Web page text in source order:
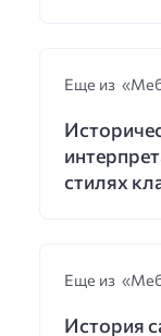
Еще из
стилях
Еще из
История